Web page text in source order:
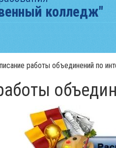
колледж"
работы объединений по